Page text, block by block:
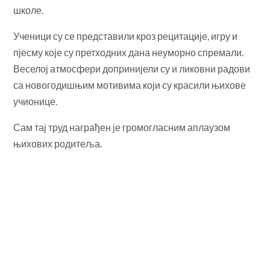
школе.
Ученици су се представили кроз рецитације, игру и
пјесму које су претходних дана неуморно спремали.
Веселој атмосфери допринијели су и ликовни радови
са новогодишњим мотивима који су красили њихове
учионице.
Сам тај труд награђен је громогласним аплаузом
њихових родитеља.